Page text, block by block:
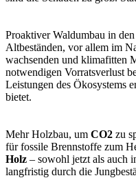
Proaktiver Waldumbau in
Altbeständen, vor allem im
wachsenden und klimafitten
notwendigen Vorratsverlust
Leistungen des Ökosystems
bietet.
Mehr Holzbau, um CO2 zu
für fossile Brennstoffe zum
Holz – sowohl jetzt als auch
langfristig durch die